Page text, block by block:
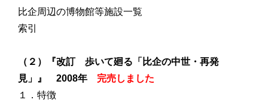
比企周辺の博物館等施設一覧
索引
（２）『改訂 歩いて廻る「比企の中世・再発
見」』 2008年 完売しました
１．特徴